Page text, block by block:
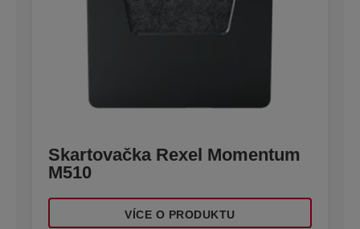
Skartovačka Rexel Momentum
M510
VÍCE O PRODUKTU